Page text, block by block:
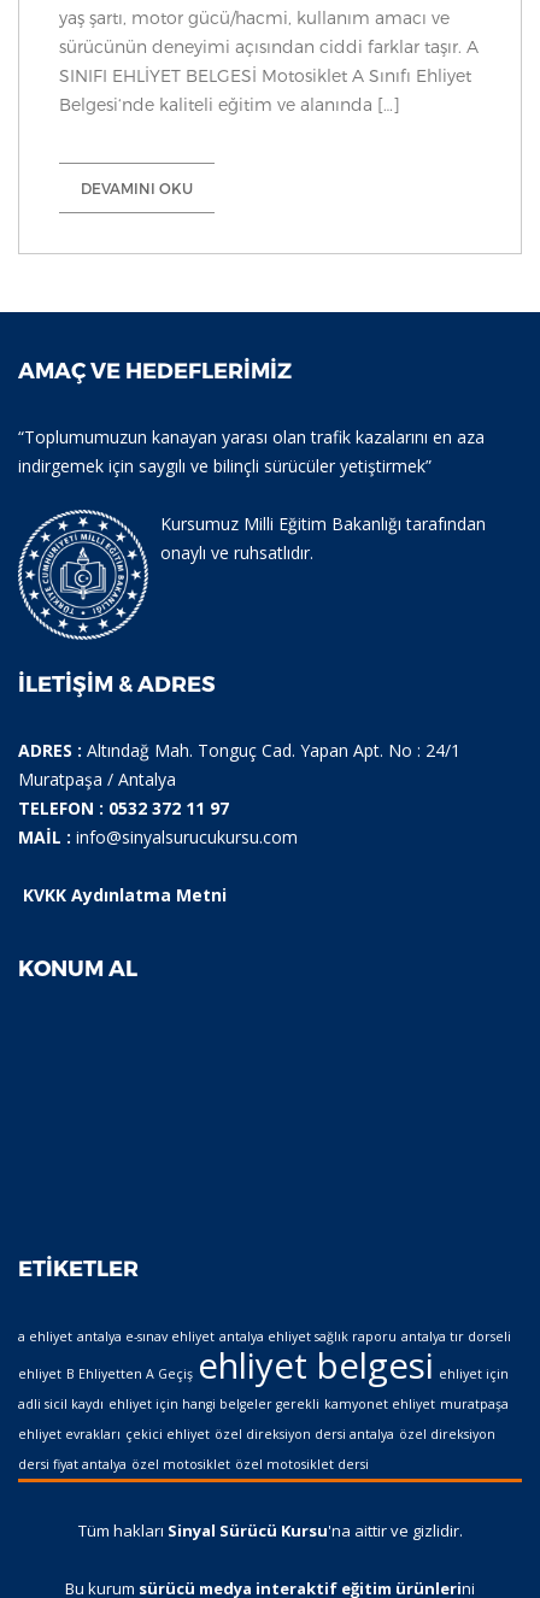
yaş şartı, motor gücü/hacmi, kullanım amacı ve
sürücünün deneyimi açısından ciddi farklar taşır. A
SINIFI EHLİYET BELGESİ Motosiklet A Sınıfı Ehliyet
Belgesi‘nde kaliteli eğitim ve alanında […]
DEVAMINI OKU
AMAÇ VE HEDEFLERIMIZ
“Toplumumuzun kanayan yarası olan trafik kazalarını en aza
indirgemek için saygılı ve bilinçli sürücüler yetiştirmek”
Kursumuz Milli Eğitim Bakanlığı tarafından
onaylı ve ruhsatlıdır.
İLETIŞIM & ADRES
ADRES : Altındağ Mah. Tonguç Cad. Yapan Apt. No : 24/1
Muratpaşa / Antalya
TELEFON : 0532 372 11 97
MAİL : info@sinyalsurucukursu.com
KVKK Aydınlatma Metni
KONUM AL
ETIKETLER
a ehliyet antalya e-sınav ehliyet antalya ehliyet sağlık raporu antalya tır dorseli
ehliyet B Ehliyetten A Geçiş ehliyet belgesi ehliyet için
adli sicil kaydı ehliyet için hangi belgeler gerekli kamyonet ehliyet muratpaşa
ehliyet evrakları çekici ehliyet özel direksiyon dersi antalya özel direksiyon
dersi fiyat antalya özel motosiklet özel motosiklet dersi
Tüm hakları Sinyal Sürücü Kursu'na aittir ve gizlidir.
Bu kurum sürücü medya interaktif eğitim ürünlerini